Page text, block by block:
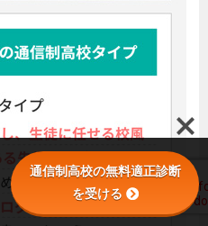
通信制高校の無料適正診断
を受ける